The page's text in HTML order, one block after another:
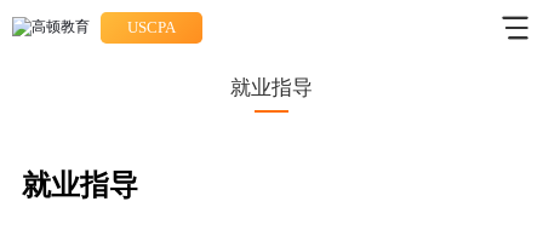
USCPA
就业指导
就业指导